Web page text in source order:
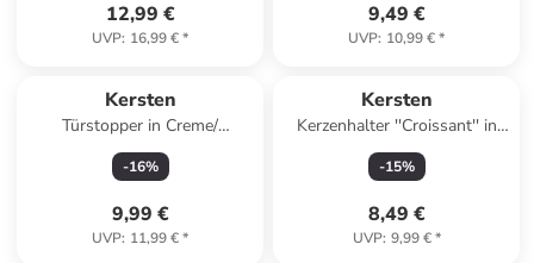
12,99 €
UVP: 16,99 €*
9,49 €
UVP: 10,99 €*
Kersten
Türstopper in Creme/
Hellbraun - (B)18 x (H)18 x
(T)12 cm
-16%
9,99 €
UVP: 11,99 €*
Kersten
Kerzenhalter ''Croissant'' in
Hellbraun - (B)16,4 x (H)5,6 x
(T)9 cm
-15%
8,49 €
UVP: 9,99 €*